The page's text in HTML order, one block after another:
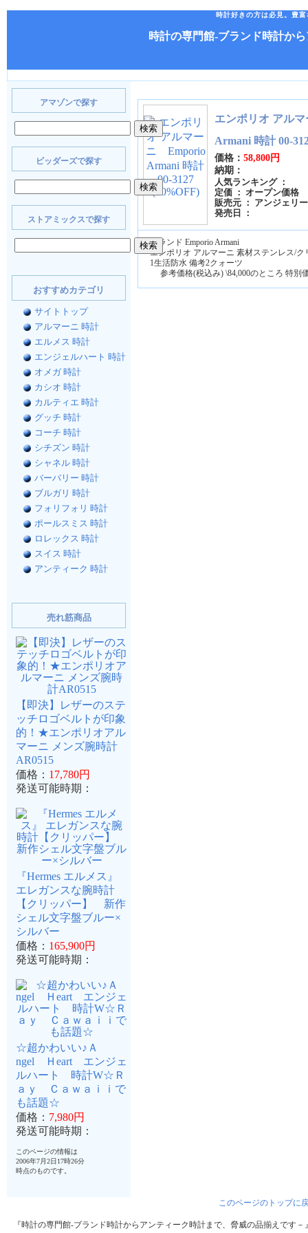
時計好きの方は必見。豊
時計の専門館-ブランド時計か
エンポリオ アル
Armani 時計 00-
価格： 58,800円
納期：
人気ランキング ：
定価 ： オープン価格
販売元 ： アンジェリ
発売日 ：
ブランド Emporio Armani
エンポリオ アルマーニ 素材ステンレス/ク
1生活防水 備考2クォーツ
参考価格(税込み) \84,000のところ 特別
アマゾンで探す
ビッダーズで探す
ストアミックスで探す
おすすめカテゴリ
サイトトップ
アルマーニ 時計
エルメス 時計
エンジェルハート 時計
オメガ 時計
カシオ 時計
カルティエ 時計
グッチ 時計
コーチ 時計
シチズン 時計
シャネル 時計
バーバリー 時計
ブルガリ 時計
フォリフォリ 時計
ポールスミス 時計
ロレックス 時計
スイス 時計
アンティーク 時計
売れ筋商品
【即決】レザーのステ
ッチロゴベルトが印象
的！★エンポリオアル
マーニ メンズ腕時計
AR0515
価格： 17,780円
発送可能時期：
『Hermes エルメス』
エレガンスな腕時計
【クリッパー】 新作
シェル文字盤ブルー×
シルバー
価格： 165,900円
発送可能時期：
☆超かわいい♪Ａ
ngel Ｈeart エンジェ
ルハート 時計W☆Ｒ
ａｙ Ｃａｗａｉｉで
も話題☆
価格： 7,980円
発送可能時期：
このページの情報は
2006年7月2日17時26分
時点のものです。
このページのトップに
『時計の専門館-ブランド時計からアンティーク時計まで、脅威の品揃えです